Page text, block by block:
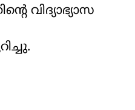
വിദ‍്യാഭ‍്യാസ